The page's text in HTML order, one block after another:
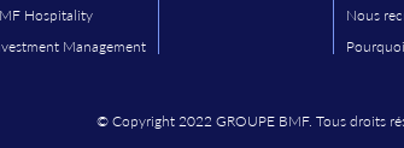
Hospitality
Management
Nous
© Copyright 2022 GROUPE BMF. Tous droits